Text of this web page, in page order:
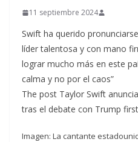
11 septiembre 2024
Swift ha querido
líder talentosa y con mano
lograr mucho más en este
calma y no por el caos”
The post Taylor Swift
tras el debate con Trump
Imagen: La cantante